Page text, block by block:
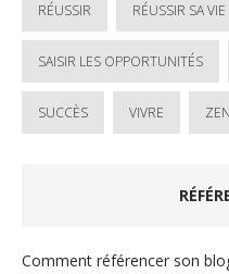
RÉUSSIR RÉUSSIR SA VIE
SAISIR LES OPPORTUNITÉS
SUCCÈS VIVRE
Comment référencer son